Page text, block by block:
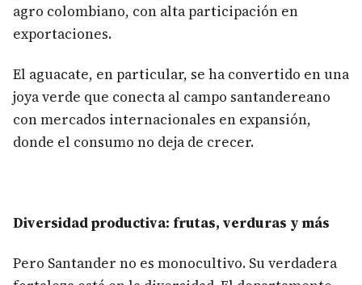
agro colombiano, con alta participación en
exportaciones.
El aguacate, en particular, se ha convertido en una
joya verde que conecta al campo santandereano
con mercados internacionales en expansión,
donde el consumo no deja de crecer.
Diversidad productiva: frutas, verduras y más
Pero Santander no es monocultivo. Su verdadera